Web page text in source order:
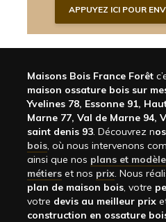
Maisons Bois France Forêt
maison ossature bois sur
Yvelines 78, Essonne 91,
Marne 77, Val de Marne 94,
saint denis 93. Découvrez nos
bois, où nous intervenons
ainsi que nos plans et
métiers et nos prix. Nous
plan de maison bois, votre
votre devis au meilleur prix
construction en ossature